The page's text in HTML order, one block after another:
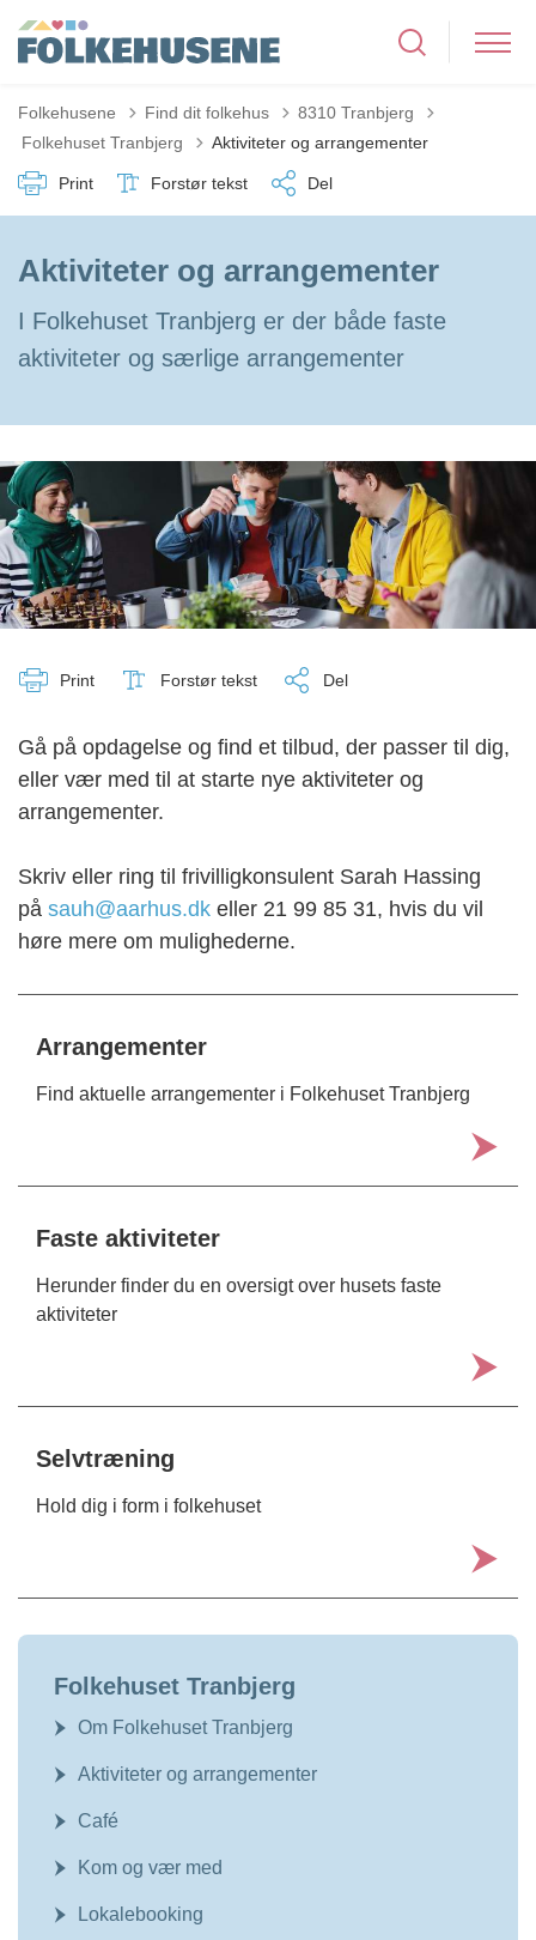
Folkehusene Find dit folkehus
8310 Tranbjerg
Tilbage til
Folkehuset Tranbjerg Aktiviteter og arrangementer
Print Forstør tekst Del
Aktiviteter og arrangementer
I Folkehuset Tranbjerg er der både faste
aktiviteter og særlige arrangementer
Print Forstør tekst Del
Gå på opdagelse og find et tilbud, der passer til dig,
eller vær med til at starte nye aktiviteter og
arrangementer.
Skriv eller ring til frivilligkonsulent Sarah Hassing
på sauh@aarhus.dk eller 21 99 85 31, hvis du vil
høre mere om mulighederne.
Arrangementer
Find aktuelle arrangementer i Folkehuset Tranbjerg
Faste aktiviteter
Herunder finder du en oversigt over husets faste
aktiviteter
Selvtræning
Hold dig i form i folkehuset
Folkehuset Tranbjerg
Om Folkehuset Tranbjerg
Aktiviteter og arrangementer
Café
Kom og vær med
Lokalebooking